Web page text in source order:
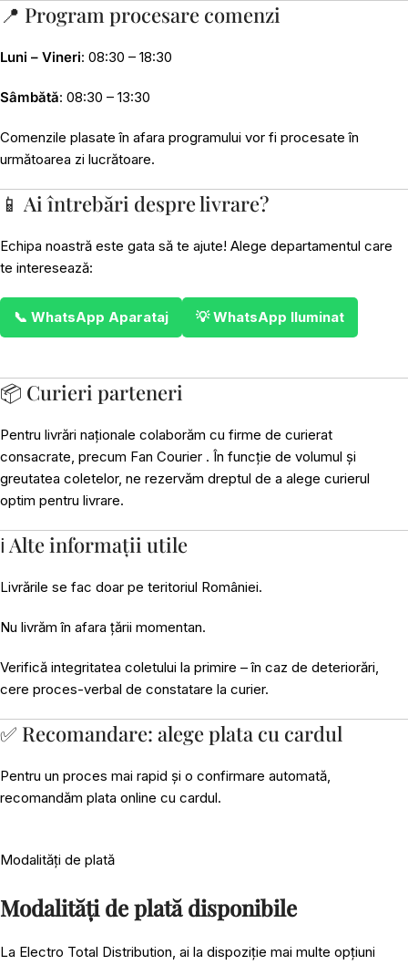
📍 Program procesare comenzi
Luni – Vineri: 08:30 – 18:30
Sâmbătă: 08:30 – 13:30
Comenzile plasate în afara programului vor fi procesate în
următoarea zi lucrătoare.
📱 Ai întrebări despre livrare?
Echipa noastră este gata să te ajute! Alege departamentul care
te interesează:
📞 WhatsApp Aparataj 💡 WhatsApp Iluminat
📦 Curieri parteneri
Pentru livrări naționale colaborăm cu firme de curierat
consacrate, precum Fan Courier . În funcție de volumul și
greutatea coletelor, ne rezervăm dreptul de a alege curierul
optim pentru livrare.
ℹ️ Alte informații utile
Livrările se fac doar pe teritoriul României.
Nu livrăm în afara țării momentan.
Verifică integritatea coletului la primire – în caz de deteriorări,
cere proces-verbal de constatare la curier.
✅ Recomandare: alege plata cu cardul
Pentru un proces mai rapid și o confirmare automată,
recomandăm plata online cu cardul.
Modalități de plată
Modalități de plată disponibile
La Electro Total Distribution, ai la dispoziție mai multe opțiuni